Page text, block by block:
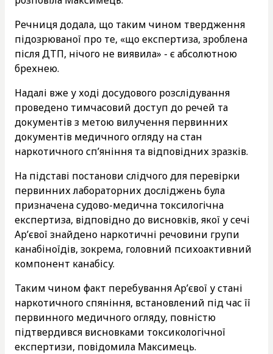
Речниця додала, що таким чином твердження
підозрюваної про те, «що експертиза, зроблена
після ДТП, нічого не виявила» - є абсолютною
брехнею.
Надалі вже у ході досудового розслідування
проведено тимчасовий доступ до речей та
документів з метою вилучення первинних
документів медичного огляду на стан
наркотичного сп’яніння та відповідних зразків.
На підставі постанови слідчого для перевірки
первинних лабораторних досліджень була
призначена судово-медична токсилогічна
експертиза, відповідно до висновків, якої у сечі
Ар’євої знайдено наркотичні речовини групи
канабіноїдів, зокрема, головний психоактивний
компонент канабісу.
Таким чином факт перебування Ар’євої у стані
наркотичного спяніння, встановлений під час її
первинного медичного огляду, повністю
підтвердився висновками токсикологічної
експертизи, повідомила Максимець.